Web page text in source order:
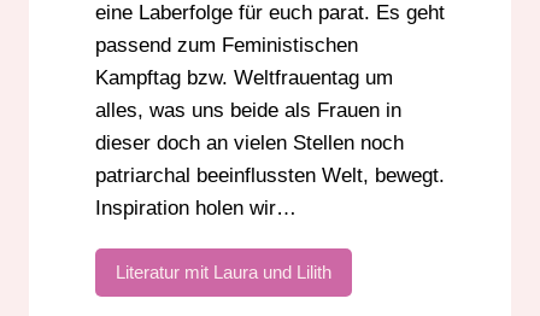
eine Laberfolge für euch parat. Es geht
passend zum Feministischen
Kampftag bzw. Weltfrauentag um
alles, was uns beide als Frauen in
dieser doch an vielen Stellen noch
patriarchal beeinflussten Welt, bewegt.
Inspiration holen wir…
Literatur mit Laura und Lilith